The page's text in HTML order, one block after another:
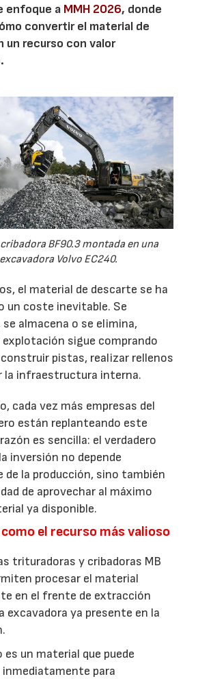
enfoque a MMH 2026, donde
convertir el material de
un recurso con valor
BF90.3 montada en una
excavadora Volvo EC240.
el material de descarte se ha
un coste inevitable. Se
almacena o se elimina,
sigue comprando
pistas, realizar rellenos
la infraestructura interna.
cada vez más empresas del
están replanteando este
es sencilla: el verdadero
inversión no depende
de la producción, sino también
de aprovechar al máximo
ya disponible.
el recurso más valioso
trituradoras y cribadoras MB
procesar el material
en el frente de extracción
excavadora ya presente en la
es un material que puede
para